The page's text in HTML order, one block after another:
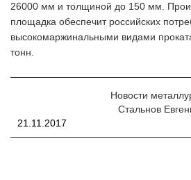
26000 мм и толщиной до 150 мм.
площадка обеспечит российских
высокомаржинальными видами
тонн.
Новости
Стальнов
21.11.2017